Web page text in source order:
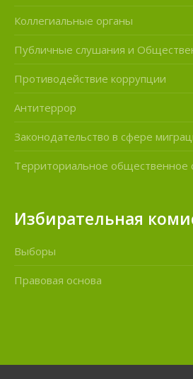
Коллегиальные органы
Публичные слушания и
Противодействие коррупции
Антитеррор
Законодательство в сфере
Территориальное общественное
Избирательная
Выборы
Правовая основа